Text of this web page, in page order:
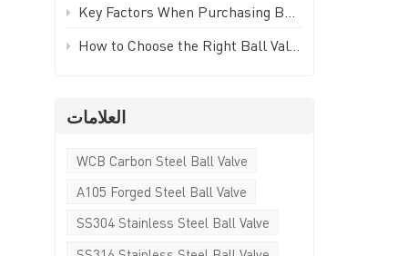
Key Factors When Purchasing Ball Valves for Piping Systems | GEKO Valve
How to Choose the Right Ball Valve for Industrial Applications | GEKO Valve
العلامات
WCB Carbon Steel Ball Valve
A105 Forged Steel Ball Valve
SS304 Stainless Steel Ball Valve